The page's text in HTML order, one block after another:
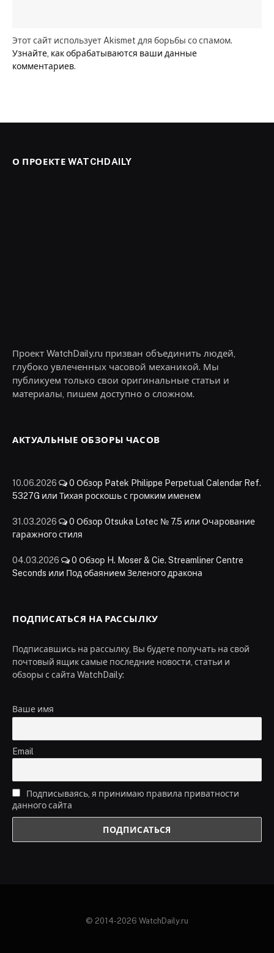
Этот сайт использует Akismet для борьбы со спамом.
Узнайте, как обрабатываются ваши данные
комментариев.
О ПРОЕКТЕ WATCHDAILY
Проект WatchDaily.ru призван объединить людей,
глубоко увлеченных часовой механикой. Мы
публикуем только свои оригинальные статьи и
материалы, пишем доступно о сложном.
АКТУАЛЬНЫЕ ОБЗОРЫ ЧАСОВ
10.06.2026 0 Обзор Patek Philippe Perpetual Calendar Ref.
5327G или Тихая роскошь с громким именем
31.03.2026 0 Обзор Otsuka Lotec № 7.5 или Очарование
гаражного стиля
04.03.2026 0 Обзор H. Moser & Cie. Streamliner Centre
Seconds или Под обаянием Зеленого дракона
ПОДПИСАТЬСЯ НА РАССЫЛКУ
Подписавшись на рассылку, Вы будете получать на свой
почтовый ящик самые последние новости, статьи и
обзоры с сайта WatchDaily:
Ваше имя
Email
Подписываясь, я принимаю правила приватности
данного сайта
© 2014-2026 WatchDaily.ru